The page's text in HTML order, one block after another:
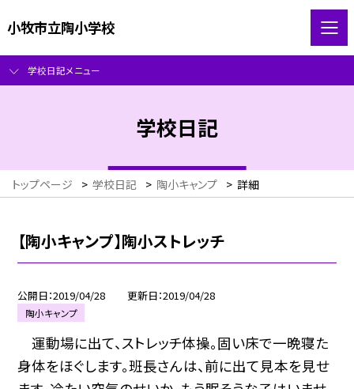
小牧市立陶小学校
学校日記メニュー
学校日記
トップページ > 学校日記 > 陶小キャンプ > 詳細
【陶小キャンプ】陶小ストレッチ
公開日 2019/04/28 更新日 2019/04/28
陶小キャンプ
運動場に出て、ストレッチ体操。固い床で一晩寝た
身体をほぐします。班長さんは、前に出て見本を見せ